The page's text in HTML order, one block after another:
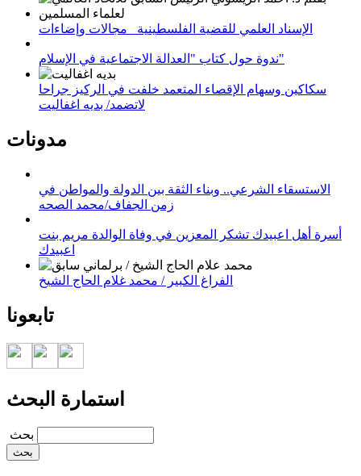
الإسناد العلمي للقضية الفلسطينية_ مجالات وإضاءات
ندوة حول كتاب "العدالة الاجتماعية في الإسلام"
سكاكين وسهام الإقصاء المتعمد خلفت في الركيز جراحا
لاتضمد/ بديه اغفاليت
مدونات
الاستسقاء الشرعي.. وبناء الثقة بين الدولة والمواطن في
زمن الجفاف/محمد الصحه
أسرة أهل اعبيدك تشكر المعزين في وفاة الوالدة مريم بنت
اعبيدك
الفراغ الكبير / محمد غلام الحاج الشيخ
تابعونا
استمارة البحث
‏بحث ‏